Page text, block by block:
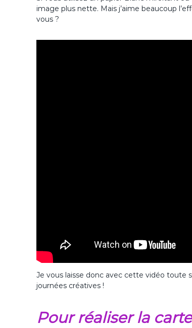
image plus nette. Mais j’aime beaucoup
vous ?
Je vous laisse donc avec cette vidéo toute
journées créatives !
Pour réaliser la